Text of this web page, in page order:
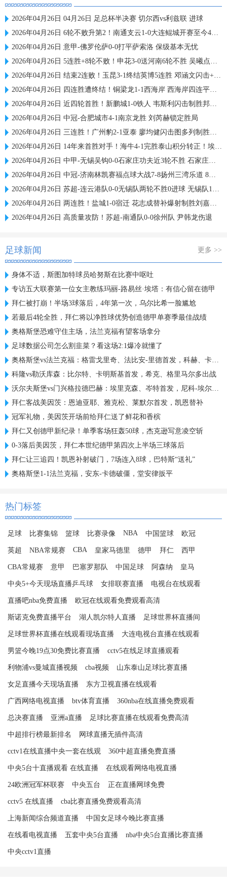
2026年04月26日 04月26日 足总杯半决赛 切尔西vs利兹联 进球
2026年04月26日 6轮不败升第2！南通支云1-0大连鲲城开赛至今4胜2平 安屹斐制胜
2026年04月26日 意甲-佛罗伦萨0-0打平萨索洛 保级基本无忧
2026年04月26日 5连胜+8轮不败！申花3-0送河南6轮不胜 吴曦点射陈晋一盖伊破门
2026年04月26日 结束2连败！玉昆3-1终结英博5连胜 邓涵文闪击+伤退奥斯卡双响
2026年04月26日 四连胜遭终结！铜梁龙1-1西海岸 西海岸四连平，阿齐兹杜月徵破门
2026年04月26日 近四轮首胜！新鹏城1-0铁人 韦斯利闪击制胜邦本宜裕进球被吹
2026年04月26日 中冠-合肥城市4-1南京龙胜 刘芮赫锁定胜局
2026年04月26日 三连胜！广州豹2-1亚泰 廖均健闪击图多列制胜广州豹继续领跑中甲
2026年04月26日 14年来首胜对手！海牛4-1完胜泰山积分转正！埃朱马梅萨乌迪破门
2026年04月26日 中甲-无锡吴钩0-0石家庄功夫近3轮不胜 石家庄功夫止3连败
2026年04月26日 中冠-济南林凯赛福点球大战7-8扬州三湾乐道 8轮点球决胜
2026年04月26日 苏超-连云港队0-0无锡队两轮不胜0进球 无锡队15脚打门未能破门
2026年04月26日 两连胜！盐城1-0宿迁 花志成替补爆射制胜刘嘉伟脚后跟助攻
2026年04月26日 高质量攻防！苏超-南通队0-0徐州队 尹韩龙伤退
足球新闻 更多 >>
身体不适，斯图加特球员哈努斯在比赛中呕吐
专访五大联赛第一位女主教练玛丽-路易丝·埃塔：有信心留在德甲
拜仁被打崩！半场3球落后，4年第一次，乌尔比希一脸尴尬
若最后4轮全胜，拜仁将以净胜球优势创造德甲单赛季最佳战绩
奥格斯堡恐难守住主场，法兰克福有望客场拿分
足球数据公司怎么割韭菜？看这场2:1爆冷就懂了
奥格斯堡vs法兰克福：格雷戈里奇、法比安-里德首发，科赫、卡利穆恩多出战
科隆vs勒沃库森：比尔特、卡明斯基首发，希克、格里马尔多出战
沃尔夫斯堡vs门兴格拉德巴赫：埃里克森、岑特首发，尼科-埃尔维迪、奥诺拉出战
拜仁客战美因茨：恩迪亚耶、雅克松、莱默尔首发，凯恩替补
冠军礼物，美因茨开场前给拜仁送了鲜花和香槟
拜仁又创德甲新纪录！单季客场狂轰50球，杰克逊写意凌空斩
0-3落后美因茨，拜仁本世纪德甲第四次上半场三球落后
拜仁让三追四！凯恩补射破门，7场连入8球，巴特斯“送礼”
奥格斯堡1-1法兰克福，安东-卡德破僵，堂安律扳平
热门标签
足球 比赛集锦 篮球 比赛录像 NBA 中国篮球 欧冠
英超 NBA常规赛 CBA 皇家马德里 德甲 拜仁 西甲
CBA常规赛 意甲 巴塞罗那队 中国足球 阿森纳 皇马
中央5+今天现场直播乒乓球 女排联赛直播 电视台在线观看
直播吧nba免费直播 欧冠在线观看免费观看高清
斯诺克免费直播平台 湖人凯尔特人直播 足球世界杯直播间
足球世界杯直播在线观看现场直播 大连电视台直播在线观看
男篮今晚19点30免费比赛直播 cctv5在线足球直播观看
利物浦vs曼城直播视频 cba视频 山东泰山足球比赛直播
女足直播今天现场直播 东方卫视直播在线观看
广西网络电视直播 btv体育直播 360nba在线直播免费观看
总决赛直播 亚洲a直播 足球比赛直播在线观看免费高清
中超排行榜最新排名 网球直播无插件高清
cctv1在线直播中央一套在线观 360中超直播免费直播
中央5台十直播观看 在线直播 在线观看网络电视直播
24欧洲冠军杯联赛 中央五台 正在直播网球免费
cctv5 在线直播 cba比赛直播免费观看高清
上海新闻综合频道直播 中国女足球今晚比赛直播
在线看电视直播 五套中央5台直播 nba中央5台直播比赛直播
中央cctv1直播